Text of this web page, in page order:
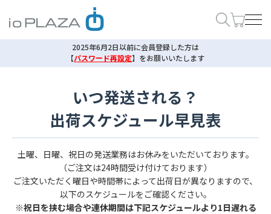
2025年6月2日以前に会員登録した方は
【パスワード再設定】 をお願いいたします
いつ発送される？
出荷スケジュール早見表
土曜、日曜、祝日の発送業務はお休みをいただいております。
（ご注文は24時間受け付けております）
ご注文いただく曜日や時間帯によって出荷日が異なりますので、
以下のスケジュールをご確認ください。
※祝日を挟む場合や連休期間は下記スケジュールより1日遅れる